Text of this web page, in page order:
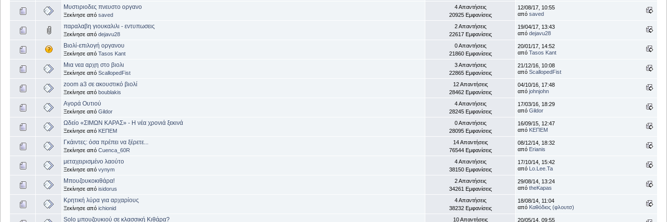
Μυστιριοδες πνευστο οργανο
Ξεκίνησε από saved
4 Απαντήσεις
20925 Εμφανίσεις
12/08/17, 10:55
από saved
παραλαβη γιουκαλιλι - εντυπωσεις
Ξεκίνησε από dejavu28
2 Απαντήσεις
22617 Εμφανίσεις
19/04/17, 13:43
από dejavu28
Βιολί-επιλογή οργανου
Ξεκίνησε από Tasos Kant
0 Απαντήσεις
21860 Εμφανίσεις
20/01/17, 14:52
από Tasos Kant
Μια νεα αρχη στο βιολι
Ξεκίνησε από ScallopedFist
3 Απαντήσεις
22865 Εμφανίσεις
21/12/16, 10:08
από ScallopedFist
zoom a3 σε ακουστικό βιολί
Ξεκίνησε από boublakis
12 Απαντήσεις
28462 Εμφανίσεις
04/10/16, 17:48
από johnjohn
Αγορά Ουτιού
Ξεκίνησε από Gildor
4 Απαντήσεις
28245 Εμφανίσεις
17/03/16, 18:29
από Gildor
Ωδείο «ΣΙΜΩΝ ΚΑΡΑΣ» - Η νέα χρονιά ξεκινά
Ξεκίνησε από ΚΕΠΕΜ
0 Απαντήσεις
28095 Εμφανίσεις
16/09/15, 12:47
από ΚΕΠΕΜ
Γκάιντες: όσα πρέπει να ξέρετε...
Ξεκίνησε από Cuenca_60R
14 Απαντήσεις
76544 Εμφανίσεις
08/12/14, 18:32
από Erianis
μεταχειρισμένο λαούτο
Ξεκίνησε από vynym
4 Απαντήσεις
38150 Εμφανίσεις
17/10/14, 15:42
από Lo.Lee.Ta
Μπουζουκοκιθάρα!
Ξεκίνησε από isidorus
2 Απαντήσεις
34261 Εμφανίσεις
29/08/14, 13:24
από theKapas
Κρητική λύρα για αρχαρίους
Ξεκίνησε από ichionid
4 Απαντήσεις
38232 Εμφανίσεις
18/08/14, 11:04
από Καθόδιος (φλουτσ)
Solo μπουζουκιού σε κλασσική Κιθάρα?
10 Απαντήσεις
20/05/14, 09:55